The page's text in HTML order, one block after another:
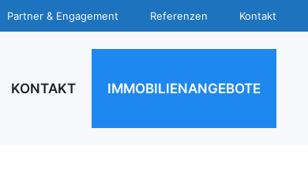
Partner & Engagement Referenzen Kontakt
KONTAKT IMMOBILIENANGEBOTE